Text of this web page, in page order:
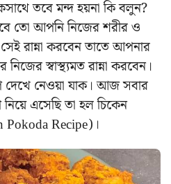
তবে মন্দ হয়না কি বলুন?
তো আপনি নিজের শরীর ও
সেই রান্না করবেন তাতে আপনার
স্বাস্থ্যমত রান্না করবেন।
নেওয়া যাক। আজ সবার
নিয়ে এসেছি তা হল চিকেন
Pokoda Recipe)।